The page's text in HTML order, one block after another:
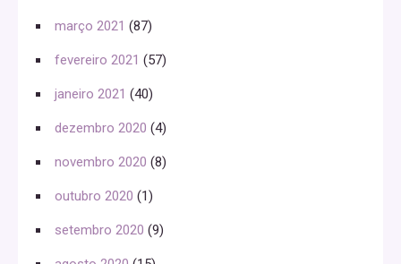
março 2021 (87)
fevereiro 2021 (57)
janeiro 2021 (40)
dezembro 2020 (4)
novembro 2020 (8)
outubro 2020 (1)
setembro 2020 (9)